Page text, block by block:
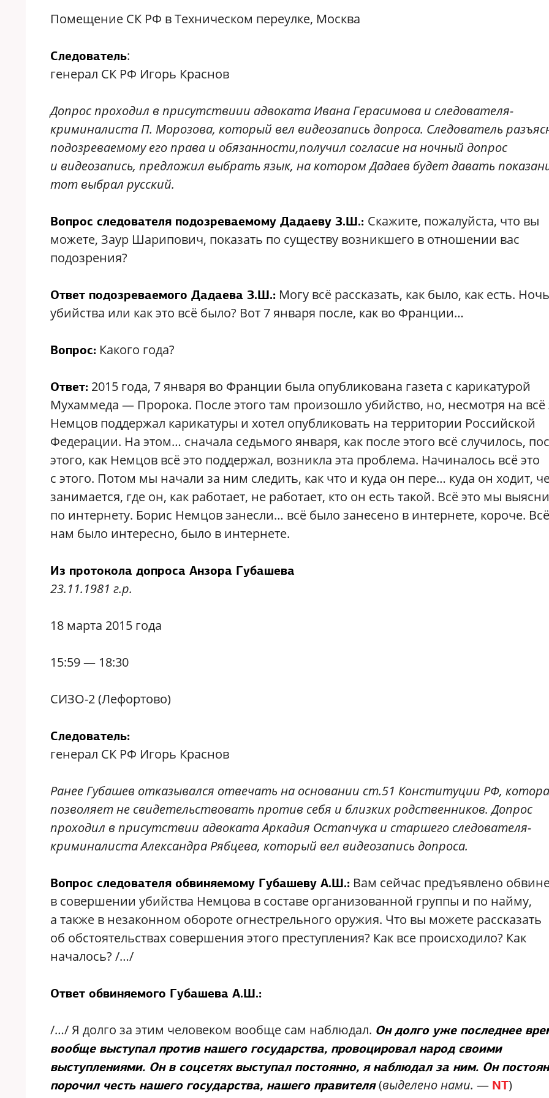
Помещение СК РФ в Техническом переулке, Москва
Следователь:
генерал СК РФ Игорь Краснов
Допрос проходил в присутствиии адвоката Ивана Герасимова и следователя-
криминалиста П. Морозова, который вел видеозапись допроса. Следователь
подозреваемому его права и обязанности,получил согласие на ночный допрос
и видеозапись, предложил выбрать язык, на котором Дадаев будет давать
тот выбрал русский.
Вопрос следователя подозреваемому Дадаеву З.Ш.: Скажите, пожалуйста, что вы
можете, Заур Шарипович, показать по существу возникшего в отношении вас
подозрения?
Ответ подозреваемого Дадаева З.Ш.: Могу всё рассказать, как было, как есть. Ночь
убийства или как это всё было? Вот 7 января после, как во Франции…
Вопрос: Какого года?
Ответ: 2015 года, 7 января во Франции была опубликована газета с карикатурой
Мухаммеда — Пророка. После этого там произошло убийство, но, несмотря на всё
Немцов поддержал карикатуры и хотел опубликовать на территории Российской
Федерации. На этом… сначала седьмого января, как после этого всё случилось,
этого, как Немцов всё это поддержал, возникла эта проблема. Начиналось всё это
с этого. Потом мы начали за ним следить, как что и куда он пере… куда он ходит,
занимается, где он, как работает, не работает, кто он есть такой. Всё это мы
по интернету. Борис Немцов занесли… всё было занесено в интернете, короче.
нам было интересно, было в интернете.
Из протокола допроса Анзора Губашева
23.11.1981 г.р.
18 марта 2015 года
15:59 — 18:30
СИЗО-2 (Лефортово)
Следователь:
генерал СК РФ Игорь Краснов
Ранее Губашев отказывался отвечать на основании ст.51 Конституции РФ,
позволяет не свидетельствовать против себя и близких родственников. Допрос
проходил в присутствии адвоката Аркадия Остапчука и старшего следователя-
криминалиста Александра Рябцева, который вел видеозапись допроса.
Вопрос следователя обвиняемому Губашеву А.Ш.: Вам сейчас предъявлено
в совершении убийства Немцова в составе организованной группы и по найму,
а также в незаконном обороте огнестрельного оружия. Что вы можете рассказать
об обстоятельствах совершения этого преступления? Как все происходило? Как
началось? /…/
Ответ обвиняемого Губашева А.Ш.:
/…/ Я долго за этим человеком вообще сам наблюдал. Он долго уже последнее
вообще выступал против нашего государства, провоцировал народ своими
выступлениями. Он в соцсетях выступал постоянно, я наблюдал за ним. Он
порочил честь нашего государства, нашего правителя(выделено нами. — NT)